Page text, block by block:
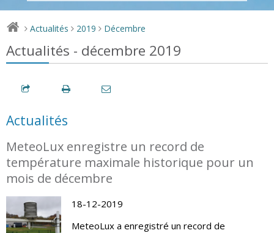
> Actualités > 2019 > Décembre
Actualités - décembre 2019
Actualités
MeteoLux enregistre un record de
température maximale historique pour un
mois de décembre
18-12-2019
MeteoLux a enregistré un record de